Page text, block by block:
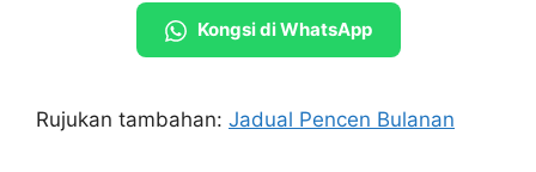
Kongsi di WhatsApp
Rujukan tambahan: Jadual Pencen Bulanan